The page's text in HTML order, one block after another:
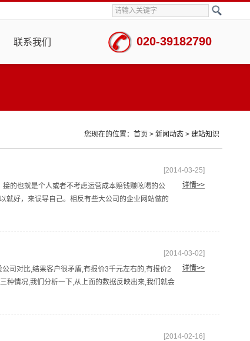
联系我们 020-39182790
您现在的位置： 首页 > 新闻动态 > 建站知识
[2014-03-25]
的也就是个人或者不考虑运营成本赔钱赚吆喝的公
就好，来误导自己。相反有些大公司的企业网站做的
详情>>
[2014-03-02]
司对比,结果客户很矛盾,有报价3千元左右的,有报价2
情况,我们分析一下,从上面的数据反映出来,我们就会
详情>>
[2014-02-16]